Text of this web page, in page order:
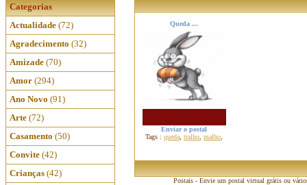
Categorias
Actualidade (72)
Agradecimento (32)
Amizade (70)
Amor (294)
Ano Novo (91)
Arte (72)
Casamento (50)
Convite (42)
Crianças (42)
Queda ...
Enviar o postal
Tags : queda tralho malho
Postais - Envie um postal virtual grátis ou